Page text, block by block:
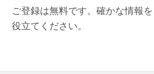
ご登録は無料です。確かな情報
役立てください。